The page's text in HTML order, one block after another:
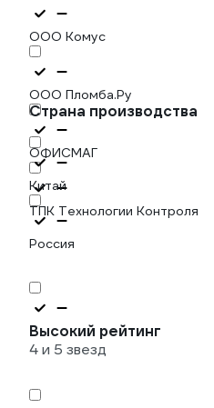
ООО Комус
ООО Пломба.Ру
ОФИСМАГ
ТПК Технологии Контроля
Страна производства
Китай
Россия
Высокий рейтинг
4 и 5 звезд